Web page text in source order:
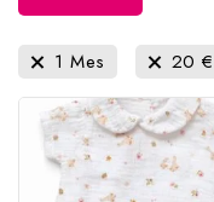
1 Mes 20 €